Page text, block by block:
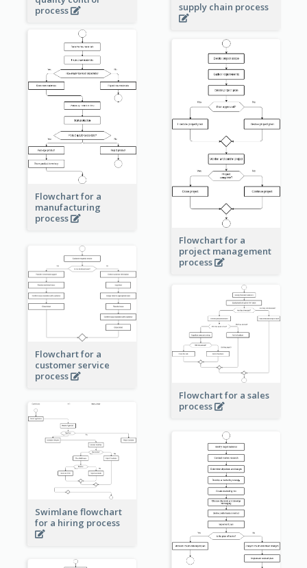
process
supply chain process
Flowchart for a
manufacturing
process
Flowchart for a
project management
process
Flowchart for a
customer service
process
Flowchart for a sales
process
Swimlane flowchart
for a hiring process